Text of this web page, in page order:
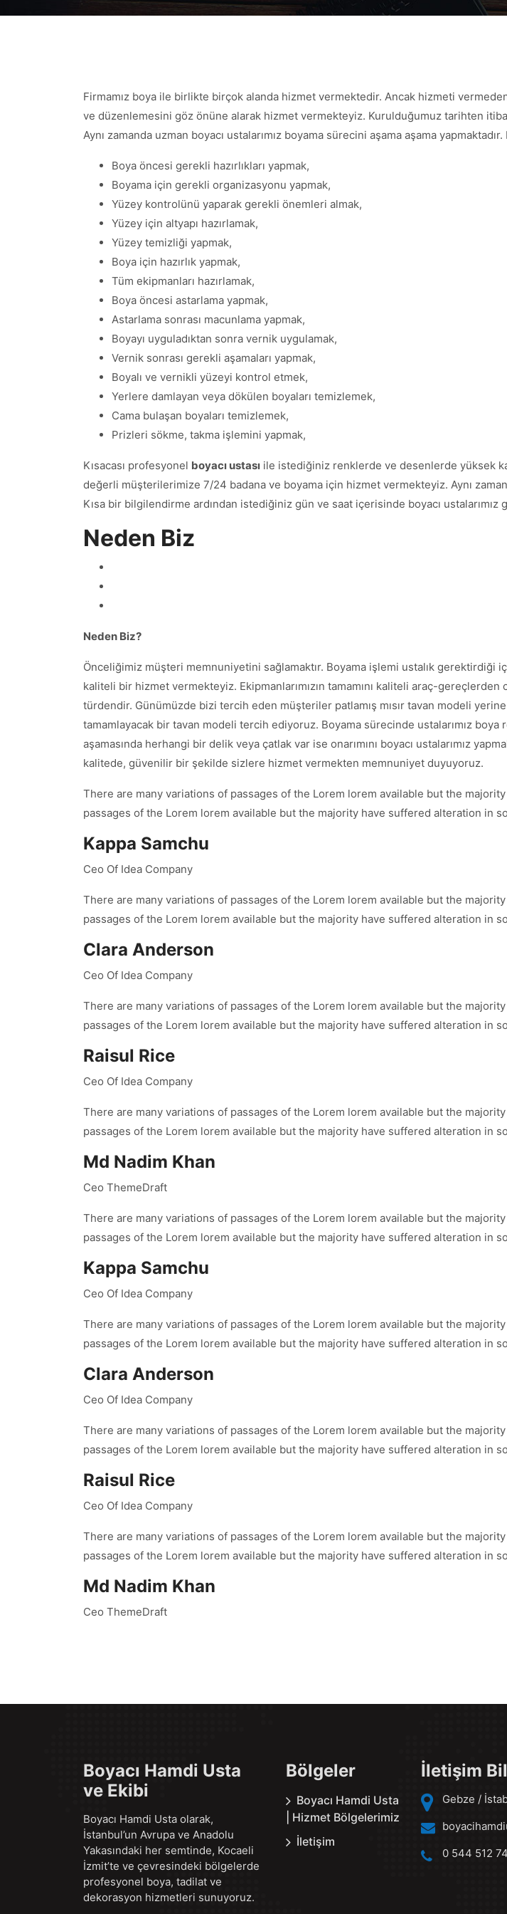
Firmamız boya ile birlikte birçok alanda hizmet vermektedir. Ancak hizmeti
ve düzenlemesini göz önüne alarak hizmet vermekteyiz. Kurulduğumuz tarihten
Aynı zamanda uzman boyacı ustalarımız boyama sürecini aşama aşama
Boya öncesi gerekli hazırlıkları yapmak,
Boyama için gerekli organizasyonu yapmak,
Yüzey kontrolünü yaparak gerekli önemleri almak,
Yüzey için altyapı hazırlamak,
Yüzey temizliği yapmak,
Boya için hazırlık yapmak,
Tüm ekipmanları hazırlamak,
Boya öncesi astarlama yapmak,
Astarlama sonrası macunlama yapmak,
Boyayı uyguladıktan sonra vernik uygulamak,
Vernik sonrası gerekli aşamaları yapmak,
Boyalı ve vernikli yüzeyi kontrol etmek,
Yerlere damlayan veya dökülen boyaları temizlemek,
Cama bulaşan boyaları temizlemek,
Prizleri sökme, takma işlemini yapmak,
Kısacası profesyonel boyacı ustası ile istediğiniz renklerde ve desenlerde yüksek
değerli müşterilerimize 7/24 badana ve boyama için hizmet vermekteyiz. Aynı
Kısa bir bilgilendirme ardından istediğiniz gün ve saat içerisinde boyacı ustalarımız
Neden Biz
Neden Biz?
Önceliğimiz müşteri memnuniyetini sağlamaktır. Boyama işlemi ustalık gerektirdiği
kaliteli bir hizmet vermekteyiz. Ekipmanlarımızın tamamını kaliteli araç-
türdendir. Günümüzde bizi tercih eden müşteriler patlamış mısır tavan modeli
tamamlayacak bir tavan modeli tercih ediyoruz. Boyama sürecinde ustalarımız boya
aşamasında herhangi bir delik veya çatlak var ise onarımını boyacı ustalarımız
kalitede, güvenilir bir şekilde sizlere hizmet vermekten memnuniyet duyuyoruz.
There are many variations of passages of the Lorem lorem available but the
passages of the Lorem lorem available but the majority have suffered alteration in
Kappa Samchu
Ceo Of Idea Company
There are many variations of passages of the Lorem lorem available but the
passages of the Lorem lorem available but the majority have suffered alteration in
Clara Anderson
Ceo Of Idea Company
There are many variations of passages of the Lorem lorem available but the
passages of the Lorem lorem available but the majority have suffered alteration in
Raisul Rice
Ceo Of Idea Company
There are many variations of passages of the Lorem lorem available but the
passages of the Lorem lorem available but the majority have suffered alteration in
Md Nadim Khan
Ceo ThemeDraft
There are many variations of passages of the Lorem lorem available but the
passages of the Lorem lorem available but the majority have suffered alteration in
Kappa Samchu
Ceo Of Idea Company
There are many variations of passages of the Lorem lorem available but the
passages of the Lorem lorem available but the majority have suffered alteration in
Clara Anderson
Ceo Of Idea Company
There are many variations of passages of the Lorem lorem available but the
passages of the Lorem lorem available but the majority have suffered alteration in
Raisul Rice
Ceo Of Idea Company
There are many variations of passages of the Lorem lorem available but the
passages of the Lorem lorem available but the majority have suffered alteration in
Md Nadim Khan
Ceo ThemeDraft
Boyacı Hamdi Usta
ve Ekibi
Boyacı Hamdi Usta olarak,
İstanbul’un Avrupa ve Anadolu
Yakasındaki her semtinde, Kocaeli
İzmit’te ve çevresindeki bölgelerde
profesyonel boya, tadilat ve
dekorasyon hizmetleri sunuyoruz.
Bölgeler
Boyacı Hamdi Usta
| Hizmet Bölgelerimiz
İletişim
İletişim
Gebze /
0 544 512